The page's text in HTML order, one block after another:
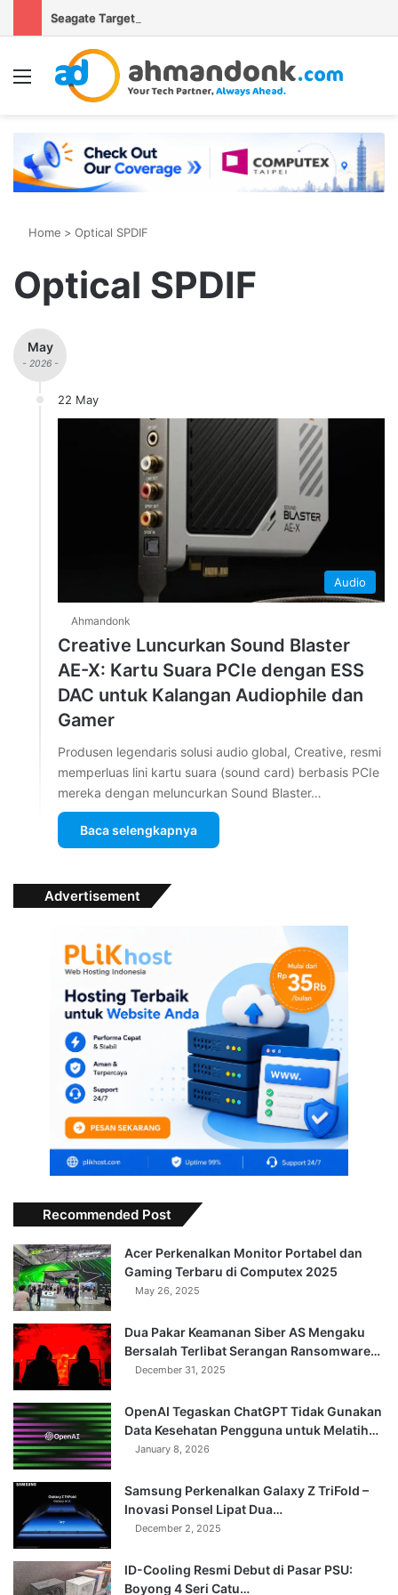
Menu
Home > Optical SPDIF
Optical SPDIF
May
- 2026 -
22 May
Audio
Ahmandonk
Creative Luncurkan Sound Blaster
AE-X: Kartu Suara PCIe dengan ESS
DAC untuk Kalangan Audiophile dan
Gamer
Produsen legendaris solusi audio global, Creative, resmi
memperluas lini kartu suara (sound card) berbasis PCIe
mereka dengan meluncurkan Sound Blaster…
Baca selengkapnya
Advertisement
Recommended Post
Acer Perkenalkan Monitor Portabel dan
Gaming Terbaru di Computex 2025
May 26, 2025
Dua Pakar Keamanan Siber AS Mengaku
Bersalah Terlibat Serangan Ransomware…
December 31, 2025
OpenAI Tegaskan ChatGPT Tidak Gunakan
Data Kesehatan Pengguna untuk Melatih…
January 8, 2026
Samsung Perkenalkan Galaxy Z TriFold –
Inovasi Ponsel Lipat Dua…
December 2, 2025
ID-Cooling Resmi Debut di Pasar PSU:
Boyong 4 Seri Catu…